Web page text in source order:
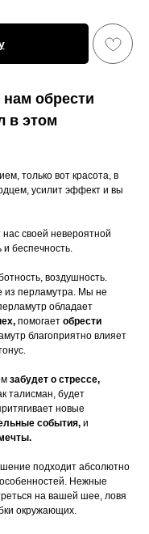
обрести
в этом
только вот красота, в
усилит эффект и вы
своей невероятной
беспечность.
воздушность.
из перламутра. Мы не
обладает
помогает обрести
благоприятно влияет
забудет о стрессе,
талисман, будет
новые
события, и
подходит абсолютно
Нежные
на вашей шее, ловя
окружающих.